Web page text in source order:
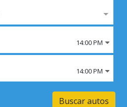
14:00 PM
14:00 PM
Buscar autos